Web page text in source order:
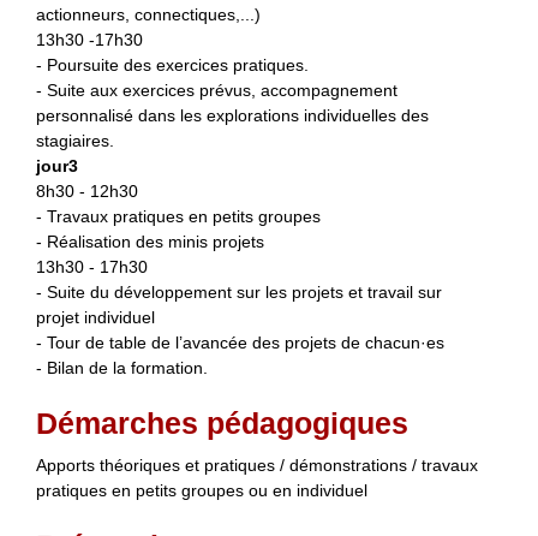
actionneurs, connectiques,...)
13h30 -17h30
- Poursuite des exercices pratiques.
- Suite aux exercices prévus, accompagnement
personnalisé dans les explorations individuelles des
stagiaires.
jour3
8h30 - 12h30
- Travaux pratiques en petits groupes
- Réalisation des minis projets
13h30 - 17h30
- Suite du développement sur les projets et travail sur
projet individuel
- Tour de table de l’avancée des projets de chacun·es
- Bilan de la formation.
Démarches pédagogiques
Apports théoriques et pratiques / démonstrations / travaux
pratiques en petits groupes ou en individuel